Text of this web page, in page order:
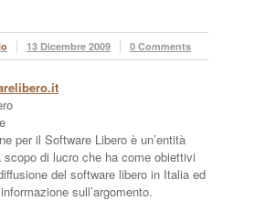
13 Dicembre 2009 0 Comments
per il Software Libero è un’entità
scopo di lucro che ha come obiettivi
del software libero in Italia ed
sull’argomento.